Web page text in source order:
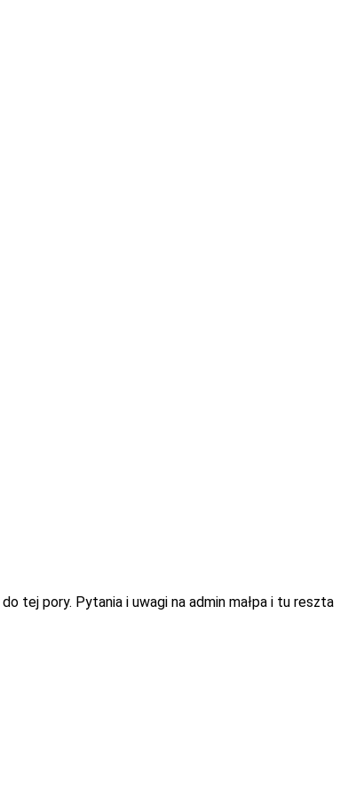
tej pory. Pytania i uwagi na admin małpa i tu reszta